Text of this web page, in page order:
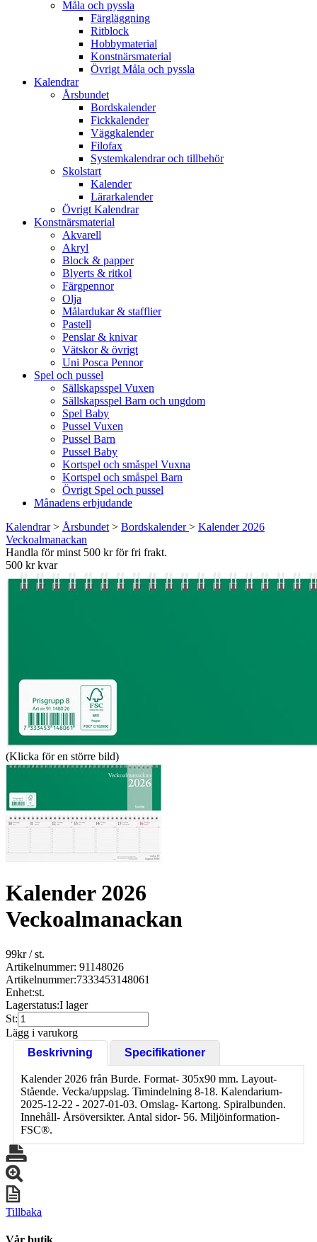
Måla och pyssla
Färgläggning
Ritblock
Hobbymaterial
Konstnärsmaterial
Övrigt Måla och pyssla
Kalendrar
Årsbundet
Bordskalender
Fickkalender
Väggkalender
Filofax
Systemkalendrar och tillbehör
Skolstart
Kalender
Lärarkalender
Övrigt Kalendrar
Konstnärsmaterial
Akvarell
Akryl
Block & papper
Blyerts & ritkol
Färgpennor
Olja
Målardukar & stafflier
Pastell
Penslar & knivar
Vätskor & övrigt
Uni Posca Pennor
Spel och pussel
Sällskapsspel Vuxen
Sällskapsspel Barn och ungdom
Spel Baby
Pussel Vuxen
Pussel Barn
Pussel Baby
Kortspel och småspel Vuxna
Kortspel och småspel Barn
Övrigt Spel och pussel
Månadens erbjudande
Kalendrar> Årsbundet > Bordskalender> Kalender 2026
Veckoalmanackan
Handla för minst 500 kr för fri frakt.
500 kr kvar
(Klicka för en större bild)
Kalender 2026
Veckoalmanackan
99kr/ st.
Artikelnummer: 91148026
Artikelnummer:7333453148061
Enhet:st.
Lagerstatus:I lager
St:
Lägg i varukorg
Beskrivning
Specifikationer
Kalender 2026 från Burde. Format- 305x90 mm. Layout-
Stående. Vecka/uppslag. Timindelning 8-18. Kalendarium-
2025-12-22 - 2027-01-03. Omslag- Kartong. Spiralbunden.
Innehåll- Årsöversikter. Antal sidor- 56. Miljöinformation-
FSC®.
Tillbaka